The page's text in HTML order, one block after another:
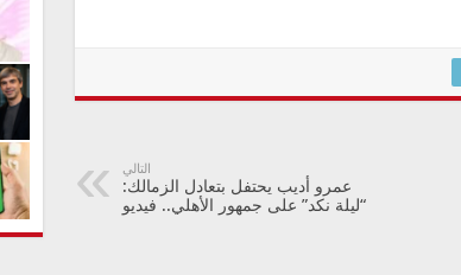
التالي
عمرو أديب يحتفل بتعادل الزمالك:
“ليلة نكد” على جمهور الأهلي.. فيديو